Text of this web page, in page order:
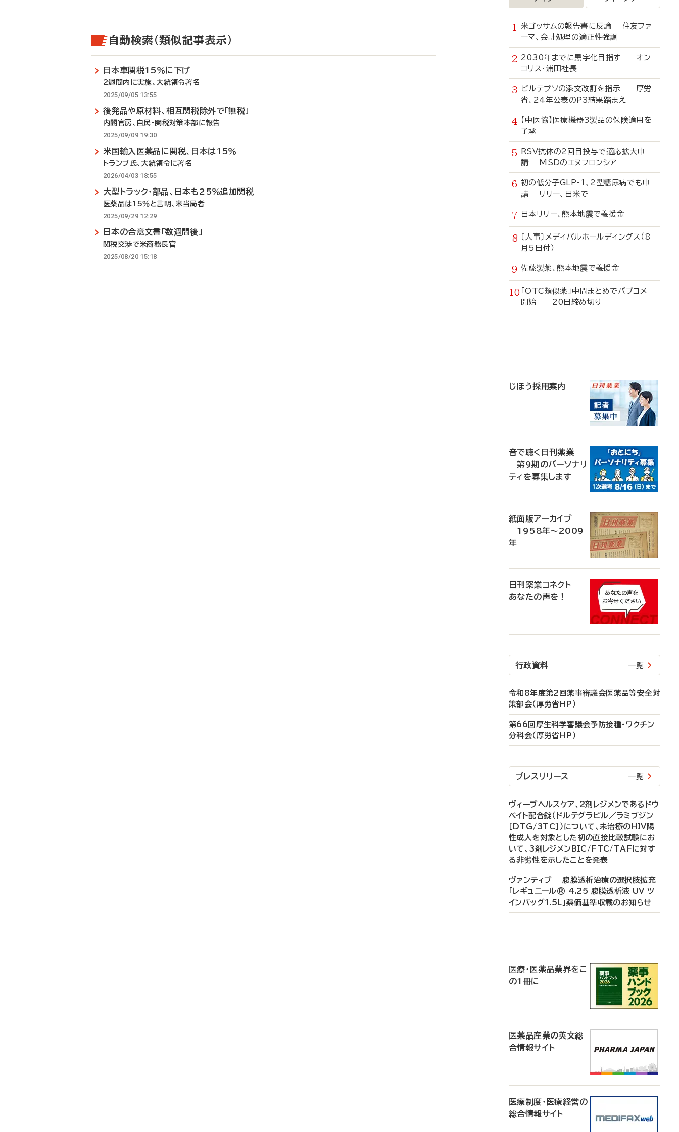
自動検索（類似記事表示）
日本車関税15％に下げ
2週間内に実施、大統領令署名
2025/09/05 13:55
後発品や原材料、相互関税除外で「無税」
内閣官房、自民・関税対策本部に報告
2025/09/09 19:30
米国輸入医薬品に関税、日本は15％
トランプ氏、大統領令に署名
2026/04/03 18:55
大型トラック・部品、日本も25％追加関税
医薬品は15％と言明、米当局者
2025/09/29 12:29
日本の合意文書「数週間後」
関税交渉で米商務長官
2025/08/20 15:18
米ゴッサムの報告書に反論 住友ファ
ーマ、会計処理の適正性強調
2030年までに黒字化目指す オン
コリス・浦田社長
ビルテプソの添文改訂を指示 厚労
省、24年公表のP3結果踏まえ
【中医協】医療機器3製品の保険適用を
了承
RSV抗体の2回目投与で適応拡大申
請 MSDのエヌフロンシア
初の低分子GLP-1、2型糖尿病でも申
請 リリー、日米で
日本リリー、熊本地震で義援金
〔人事〕メディパルホールディングス（8
月5日付）
佐藤製薬、熊本地震で義援金
「OTC類似薬」中間まとめでパブコメ
開始 20日締め切り
じほう採用案内
音で聴く日刊薬業
第9期のパーソナリ
ティを募集します
紙面版アーカイブ
1958年～2009
年
日刊薬業コネクト
あなたの声を！
行政資料 一覧
令和8年度第2回薬事審議会医薬品等安全対
策部会（厚労省HP）
第66回厚生科学審議会予防接種・ワクチン
分科会（厚労省HP）
プレスリリース 一覧
ヴィーブヘルスケア、2剤レジメンであるドウ
ベイト配合錠（ドルテグラビル／ラミブジン
［DTG/3TC］）について、未治療のHIV陽
性成人を対象とした初の直接比較試験にお
いて、3剤レジメンBIC/FTC/TAFに対す
る非劣性を示したことを発表
ヴァンティブ 腹膜透析治療の選択肢拡充
「レギュニール® 4.25 腹膜透析液 UV ツ
インバッグ1.5L」薬価基準収載のお知らせ
医療・医薬品業界をこ
の1冊に
医薬品産業の英文総
合情報サイト
医療制度・医療経営の
総合情報サイト